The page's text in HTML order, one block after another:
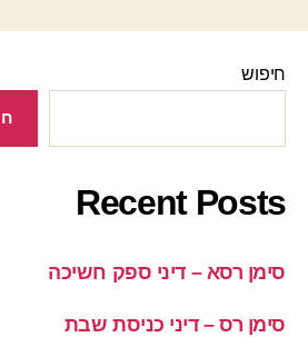
חיפוש
Recent Posts
סימן רסא – דיני ספק חשיכה
סימן רס – דיני כניסת שבת